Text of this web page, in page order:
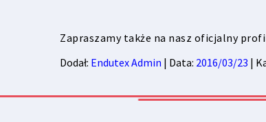
Zapraszamy także na nasz oficjalny
Dodał: Endutex Admin | Data: 2016/03/23 |